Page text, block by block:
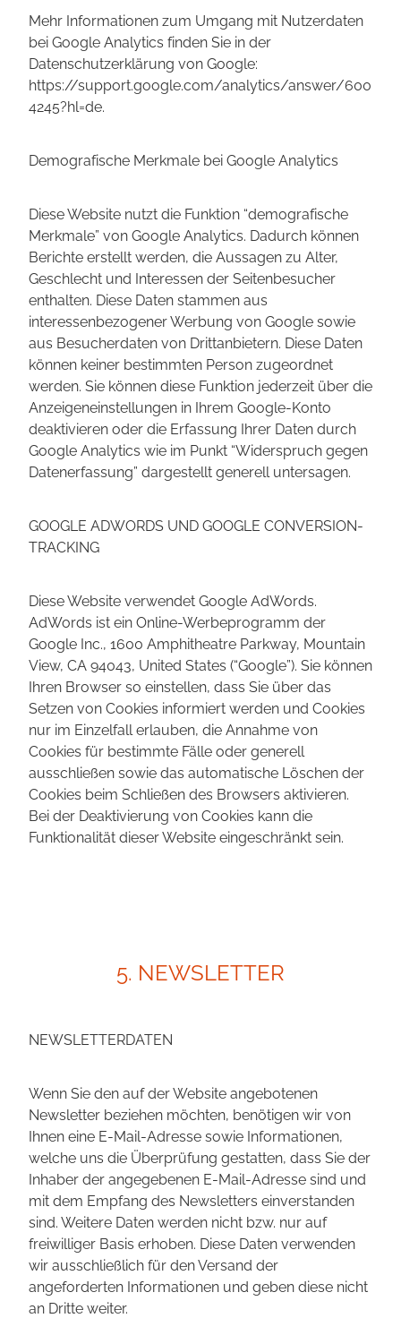
Mehr Informationen zum Umgang mit Nutzerdaten
bei Google Analytics finden Sie in der
Datenschutzerklärung von Google:
https://support.google.com/analytics/answer/600
4245?hl=de.
Demografische Merkmale bei Google Analytics
Diese Website nutzt die Funktion “demografische
Merkmale” von Google Analytics. Dadurch können
Berichte erstellt werden, die Aussagen zu Alter,
Geschlecht und Interessen der Seitenbesucher
enthalten. Diese Daten stammen aus
interessenbezogener Werbung von Google sowie
aus Besucherdaten von Drittanbietern. Diese Daten
können keiner bestimmten Person zugeordnet
werden. Sie können diese Funktion jederzeit über die
Anzeigeneinstellungen in Ihrem Google-Konto
deaktivieren oder die Erfassung Ihrer Daten durch
Google Analytics wie im Punkt “Widerspruch gegen
Datenerfassung” dargestellt generell untersagen.
GOOGLE ADWORDS UND GOOGLE CONVERSION-
TRACKING
Diese Website verwendet Google AdWords.
AdWords ist ein Online-Werbeprogramm der
Google Inc., 1600 Amphitheatre Parkway, Mountain
View, CA 94043, United States (“Google”). Sie können
Ihren Browser so einstellen, dass Sie über das
Setzen von Cookies informiert werden und Cookies
nur im Einzelfall erlauben, die Annahme von
Cookies für bestimmte Fälle oder generell
ausschließen sowie das automatische Löschen der
Cookies beim Schließen des Browsers aktivieren.
Bei der Deaktivierung von Cookies kann die
Funktionalität dieser Website eingeschränkt sein.
5. NEWSLETTER
NEWSLETTERDATEN
Wenn Sie den auf der Website angebotenen
Newsletter beziehen möchten, benötigen wir von
Ihnen eine E-Mail-Adresse sowie Informationen,
welche uns die Überprüfung gestatten, dass Sie der
Inhaber der angegebenen E-Mail-Adresse sind und
mit dem Empfang des Newsletters einverstanden
sind. Weitere Daten werden nicht bzw. nur auf
freiwilliger Basis erhoben. Diese Daten verwenden
wir ausschließlich für den Versand der
angeforderten Informationen und geben diese nicht
an Dritte weiter.